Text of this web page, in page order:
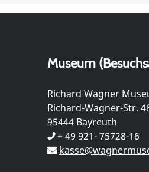
Museum
Richard Wagner
Richard-Wagner-Str.
95444 Bayreuth
+ 49 921- 75728-16